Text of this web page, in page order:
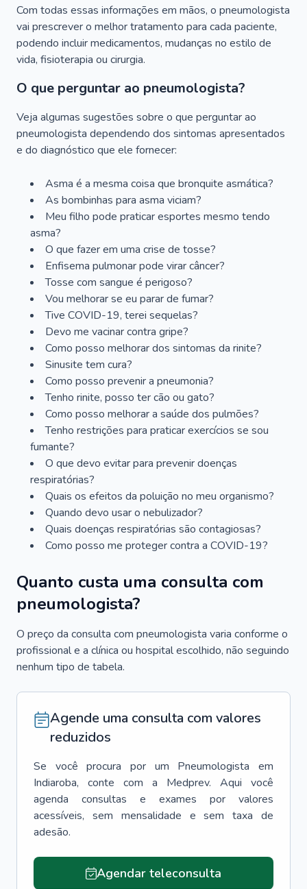
Com todas essas informações em mãos, o pneumologista
vai prescrever o melhor tratamento para cada paciente,
podendo incluir medicamentos, mudanças no estilo de
vida, fisioterapia ou cirurgia.
O que perguntar ao pneumologista?
Veja algumas sugestões sobre o que perguntar ao
pneumologista dependendo dos sintomas apresentados
e do diagnóstico que ele fornecer:
Asma é a mesma coisa que bronquite asmática?
As bombinhas para asma viciam?
Meu filho pode praticar esportes mesmo tendo
asma?
O que fazer em uma crise de tosse?
Enfisema pulmonar pode virar câncer?
Tosse com sangue é perigoso?
Vou melhorar se eu parar de fumar?
Tive COVID-19, terei sequelas?
Devo me vacinar contra gripe?
Como posso melhorar dos sintomas da rinite?
Sinusite tem cura?
Como posso prevenir a pneumonia?
Tenho rinite, posso ter cão ou gato?
Como posso melhorar a saúde dos pulmões?
Tenho restrições para praticar exercícios se sou
fumante?
O que devo evitar para prevenir doenças
respiratórias?
Quais os efeitos da poluição no meu organismo?
Quando devo usar o nebulizador?
Quais doenças respiratórias são contagiosas?
Como posso me proteger contra a COVID-19?
Quanto custa uma consulta com
pneumologista?
O preço da consulta com pneumologista varia conforme o
profissional e a clínica ou hospital escolhido, não seguindo
nenhum tipo de tabela.
Agende uma consulta com valores
reduzidos
Se você procura por um Pneumologista
em
Indiaroba, conte com a Medprev. Aqui você
agenda consultas e exames por valores
acessíveis, sem mensalidade e sem taxa de
adesão.
Agendar teleconsulta